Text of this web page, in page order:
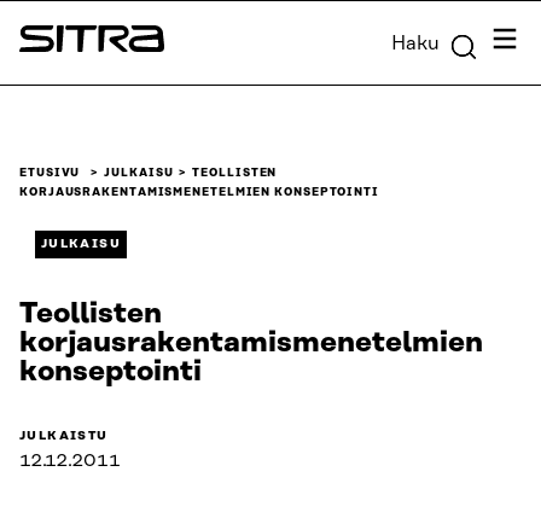
Siirry
suoraan
Sitra Haku
ETUSIVU JULKAISU
TEOLLISTEN
KORJAUSRAKENTAMISMENETELMIEN KONSEPTOINTI
JULKAISU
Teollisten
korjausrakentamismenetelmien
konseptointi
JULKAISTU
12.12.2011